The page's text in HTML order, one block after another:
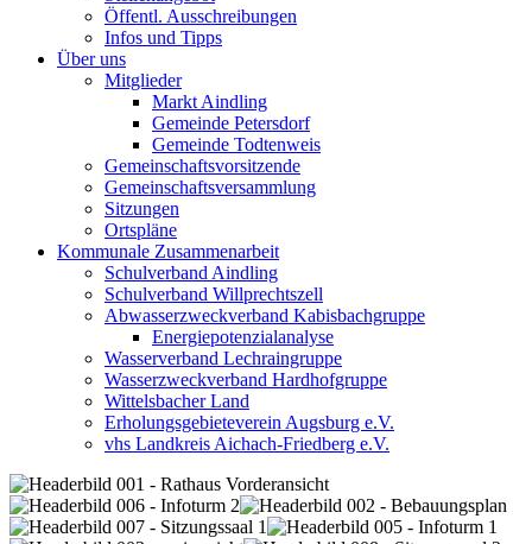
Öffentl. Ausschreibungen
Infos und Tipps
Über uns
Mitglieder
Markt Aindling
Gemeinde Petersdorf
Gemeinde Todtenweis
Gemeinschaftsvorsitzende
Gemeinschaftsversammlung
Sitzungen
Ortspläne
Kommunale Zusammenarbeit
Schulverband Aindling
Schulverband Willprechtszell
Abwasserzweckverband Kabisbachgruppe
Energiepotenzialanalyse
Wasserverband Lechraingruppe
Wasserzweckverband Hardhofgruppe
Wittelsbacher Land
Erholungsgebieteverein Augsburg e.V.
vhs Landkreis Aichach-Friedberg e.V.